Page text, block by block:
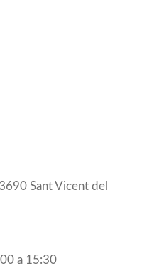
Sant Vicent del
a 15:30